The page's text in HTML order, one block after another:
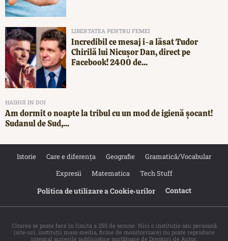
LIBERTATEA PENTRU FEMEI
Incredibil ce mesaj i-a lăsat Tudor
Chirilă lui Nicușor Dan, direct pe
Facebook! 2400 de...
HAIHUI IN DOI
Am dormit o noapte la tribul cu un mod de igienă șocant!
Sudanul de Sud,...
Istorie Care e diferența Geografie
Gramatică/Vocabular
Expresii
Matematica Tech Stuff
Politica de utilizare a Cookie‐urilor Contact
Citarea se poate face în limita a 250 de semne. Nici o instituţie sau persoană
(site-uri, instituţii mass-media, firme de monitorizare) nu poate reproduce
integral scrierile publicistice purtătoare de Drepturi de Autor.